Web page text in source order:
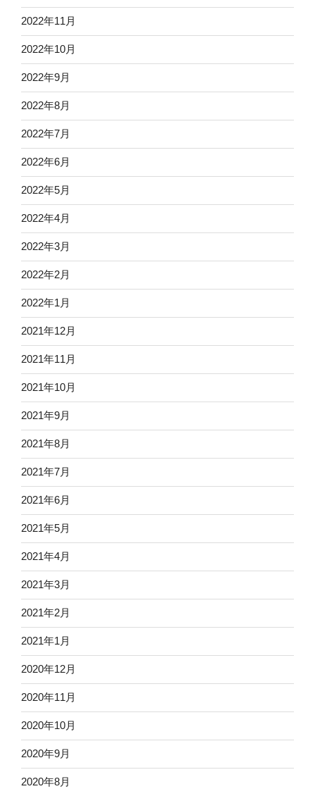
2022年11月
2022年10月
2022年9月
2022年8月
2022年7月
2022年6月
2022年5月
2022年4月
2022年3月
2022年2月
2022年1月
2021年12月
2021年11月
2021年10月
2021年9月
2021年8月
2021年7月
2021年6月
2021年5月
2021年4月
2021年3月
2021年2月
2021年1月
2020年12月
2020年11月
2020年10月
2020年9月
2020年8月